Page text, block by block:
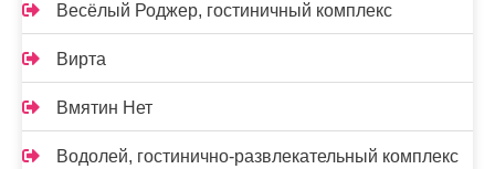
Весёлый Роджер, гостиничный комплекс
Вирта
Вмятин Нет
Водолей, гостинично-развлекательный комплекс